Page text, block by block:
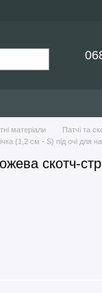
матеріали
Патчі та
(1,2 см - S) під очі для
скотч-